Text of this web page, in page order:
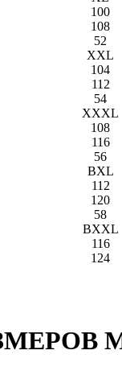
100
108
52
XXL
104
112
54
XXXL
108
116
56
BXL
112
120
58
BXXL
116
124